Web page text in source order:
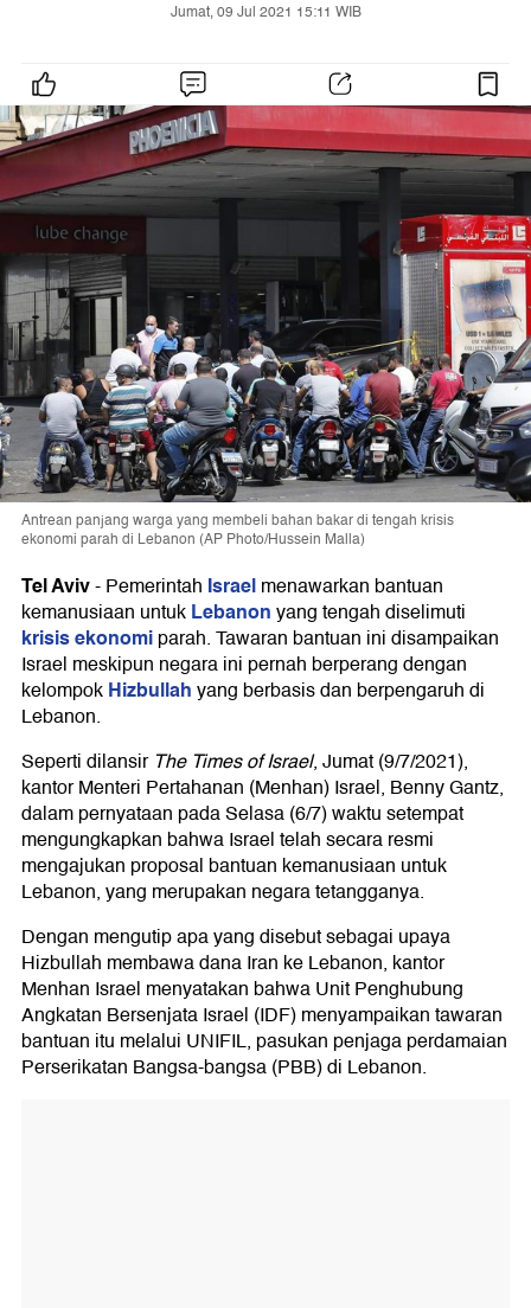
Jumat, 09 Jul 2021 15:11 WIB
Antrean panjang warga yang membeli bahan bakar di tengah krisis
ekonomi parah di Lebanon (AP Photo/Hussein Malla)
Tel Aviv-Pemerintah Israelmenawarkan bantuan
kemanusiaan untukLebanonyang tengah diselimuti
krisis ekonomiparah. Tawaran bantuan ini disampaikan
Israel meskipun negara ini pernah berperang dengan
kelompokHizbullahyang berbasis dan berpengaruh di
Lebanon.
Seperti dilansir The Times of Israel, Jumat (9/7/2021),
kantor Menteri Pertahanan (Menhan) Israel, Benny Gantz,
dalam pernyataan pada Selasa (6/7) waktu setempat
mengungkapkan bahwa Israel telah secara resmi
mengajukan proposal bantuan kemanusiaan untuk
Lebanon, yang merupakan negara tetangganya.
Dengan mengutip apa yang disebut sebagai upaya
Hizbullah membawa dana Iran ke Lebanon, kantor
Menhan Israel menyatakan bahwa Unit Penghubung
Angkatan Bersenjata Israel (IDF) menyampaikan tawaran
bantuan itu melalui UNIFIL, pasukan penjaga perdamaian
Perserikatan Bangsa-bangsa (PBB) di Lebanon.